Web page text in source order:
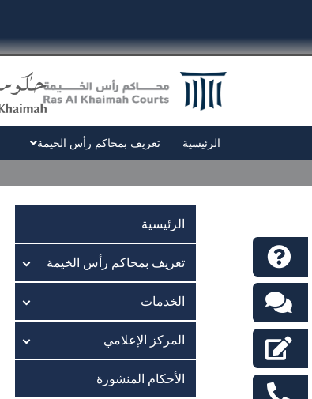
الرئيسية تعريف بمحاكم رأس الخيمة
الرئيسية
تعريف بمحاكم رأس الخيمة
الخدمات
المركز الإعلامي
الأحكام المنشورة